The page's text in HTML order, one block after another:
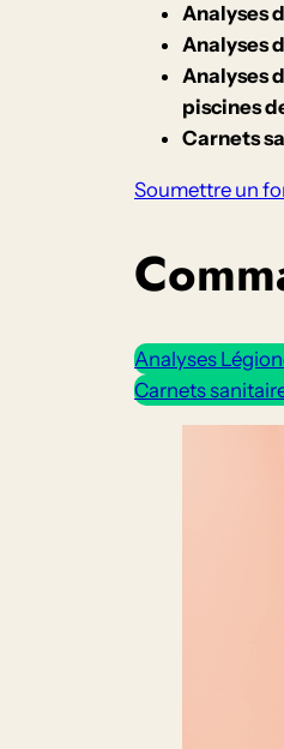
Analyses
Analyses
Analyses
piscines
Carnets
Soumettre un
Analyses
Carnets